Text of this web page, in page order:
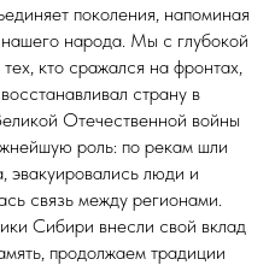
поколения, напоминая
народа. Мы с глубокой
кто сражался на фронтах,
страну в
Отечественной войны
роль: по рекам шли
эвакуировались люди и
связь между регионами.
Сибири внесли свой вклад
продолжаем традиции